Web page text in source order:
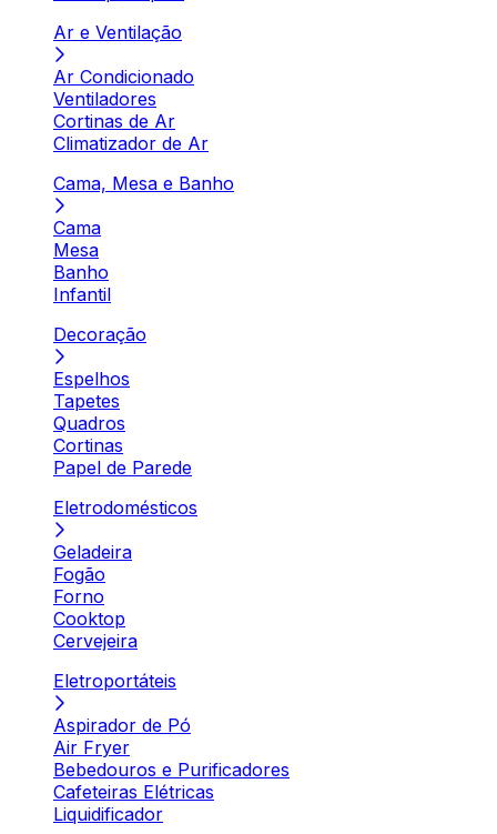
Ar e Ventilação
Ar Condicionado
Ventiladores
Cortinas de Ar
Climatizador de Ar
Cama, Mesa e Banho
Cama
Mesa
Banho
Infantil
Decoração
Espelhos
Tapetes
Quadros
Cortinas
Papel de Parede
Eletrodomésticos
Geladeira
Fogão
Forno
Cooktop
Cervejeira
Eletroportáteis
Aspirador de Pó
Air Fryer
Bebedouros e Purificadores
Cafeteiras Elétricas
Liquidificador